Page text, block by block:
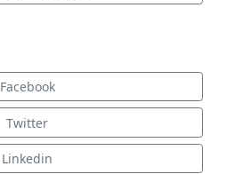
Facebook
Twitter
Linkedin